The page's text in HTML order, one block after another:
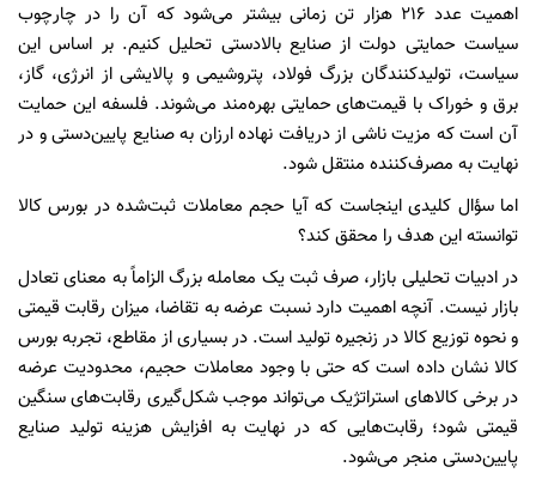
اهمیت عدد ۲۱۶ هزار تن زمانی بیشتر می‌شود که آن را در چارچوب
سیاست حمایتی دولت از صنایع بالادستی تحلیل کنیم. بر اساس این
سیاست، تولیدکنندگان بزرگ فولاد، پتروشیمی و پالایشی از انرژی، گاز،
برق و خوراک با قیمت‌های حمایتی بهره‌مند می‌شوند. فلسفه این حمایت
آن است که مزیت ناشی از دریافت نهاده ارزان به صنایع پایین‌دستی و در
نهایت به مصرف‌کننده منتقل شود.
اما سؤال کلیدی اینجاست که آیا حجم معاملات ثبت‌شده در بورس کالا
توانسته این هدف را محقق کند؟
در ادبیات تحلیلی بازار، صرف ثبت یک معامله بزرگ الزاماً به معنای تعادل
بازار نیست. آنچه اهمیت دارد نسبت عرضه به تقاضا، میزان رقابت قیمتی
و نحوه توزیع کالا در زنجیره تولید است. در بسیاری از مقاطع، تجربه بورس
کالا نشان داده است که حتی با وجود معاملات حجیم، محدودیت عرضه
در برخی کالاهای استراتژیک می‌تواند موجب شکل‌گیری رقابت‌های سنگین
قیمتی شود؛ رقابت‌هایی که در نهایت به افزایش هزینه تولید صنایع
پایین‌دستی منجر می‌شود.